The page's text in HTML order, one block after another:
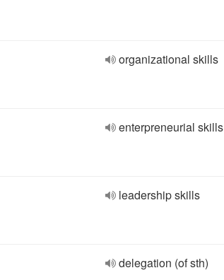
organizational skills
enterpreneurial skills
leadership skills
delegation (of sth)